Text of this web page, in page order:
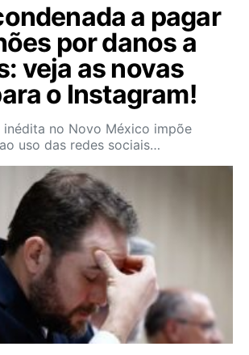
a pagar
por danos a
veja as novas
o Instagram!
inédita no Novo México impõe
uso das redes sociais…